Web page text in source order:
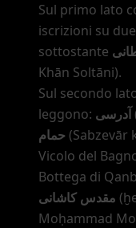
Sul primo lato
iscrizioni su
sottostante
Khān Soltāni).
Sul secondo
leggono: آدرسی
حمام (Sabzevār
Vicolo del
Bottega di
مقدس کاشانی
Moḥammad